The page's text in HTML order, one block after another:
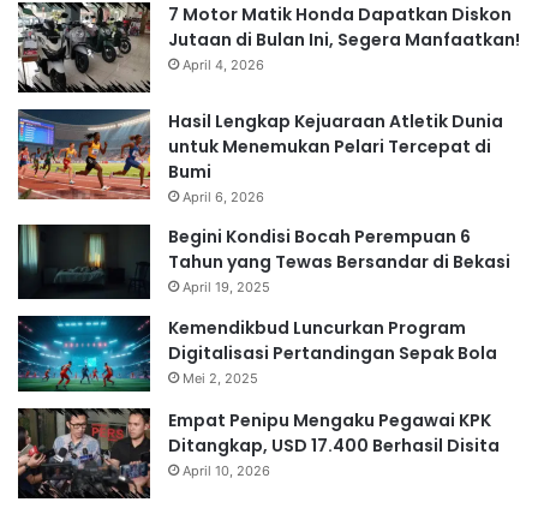
7 Motor Matik Honda Dapatkan Diskon
Jutaan di Bulan Ini, Segera Manfaatkan!
April 4, 2026
Hasil Lengkap Kejuaraan Atletik Dunia
untuk Menemukan Pelari Tercepat di
Bumi
April 6, 2026
Begini Kondisi Bocah Perempuan 6
Tahun yang Tewas Bersandar di Bekasi
April 19, 2025
Kemendikbud Luncurkan Program
Digitalisasi Pertandingan Sepak Bola
Mei 2, 2025
Empat Penipu Mengaku Pegawai KPK
Ditangkap, USD 17.400 Berhasil Disita
April 10, 2026